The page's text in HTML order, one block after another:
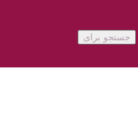
جستجو برای